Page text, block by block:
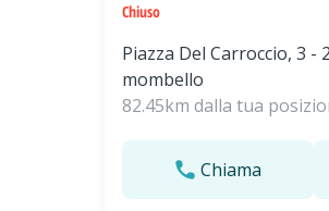
Chiuso
Piazza Del Carroccio, 3 -
mombello
82.45km dalla tua
Chiama